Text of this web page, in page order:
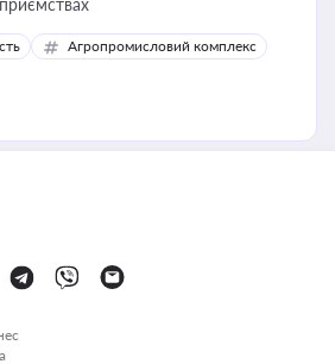
Агропромисловий комплекс